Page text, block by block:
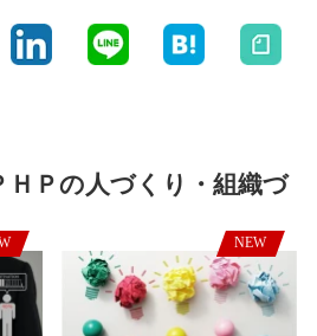
ＨＰの人づくり・組織づ
NEW